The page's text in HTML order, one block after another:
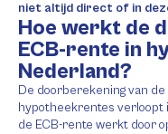
niet altijd direct of in
Hoe werkt de
ECB-rente in
Nederland?
De doorberekening van
hypotheekrentes verloopt
de ECB-rente werkt door